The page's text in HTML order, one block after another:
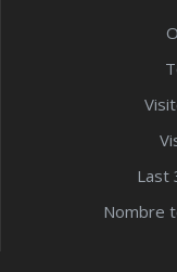
Last
Nombre